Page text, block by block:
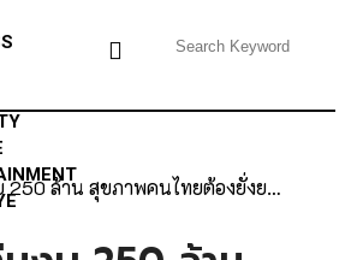
250 ล้าน สุขภาพคนไทยต้องยั่งย…